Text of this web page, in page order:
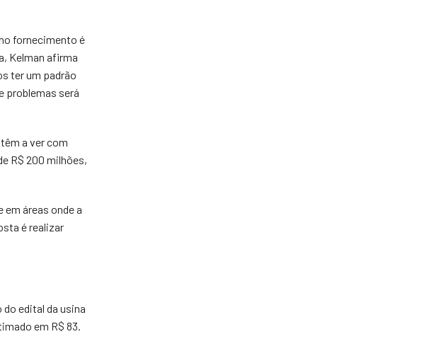
fornecimento é
Kelman afirma
ter um padrão
problemas será
a ver com
R$ 200 milhões,
áreas onde a
é realizar
edital da usina
em R$ 83.